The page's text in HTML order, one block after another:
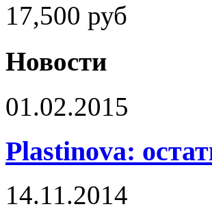
17,500 руб
Новости
01.02.2015
Plastinova:
14.11.2014